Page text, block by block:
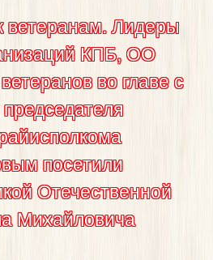
ветеранам. Лидеры
КПБ, ОО
во главе с
посетили
Отечественной
Михайловича